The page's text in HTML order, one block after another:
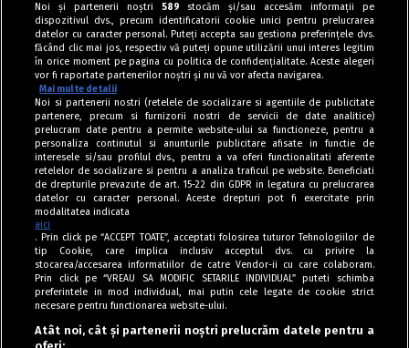
Tag index
Program Antena 1
Noi și partenerii noștri 589 stocăm și/sau accesăm informații pe
dispozitivul dvs., precum identificatorii cookie unici pentru prelucrarea
datelor cu caracter personal. Puteți accepta sau gestiona preferințele dvs.
făcând clic mai jos, respectiv vă puteți opune utilizării unui interes legitim
în orice moment pe pagina cu politica de confidențialitate. Aceste alegeri
vor fi raportate partenerilor noștri și nu vă vor afecta navigarea.
Mai multe detalii
Noi si partenerii nostri (retelele de socializare si agentiile de publicitate
partenere, precum si furnizorii nostri de servicii de date analitice)
prelucram date pentru a permite website-ului sa functioneze, pentru a
personaliza continutul si anunturile publicitare afisate in functie de
interesele si/sau profilul dvs., pentru a va oferi functionalitati aferente
retelelor de socializare si pentru a analiza traficul pe website. Beneficiati
de drepturile prevazute de art. 15-22 din GDPR in legatura cu prelucrarea
datelor cu caracter personal. Aceste drepturi pot fi exercitate prin
modalitatea indicata
aici
. Prin click pe “ACCEPT TOATE”, acceptati folosirea tuturor Tehnologiilor de
tip Cookie, care implica inclusiv acceptul dvs. cu privire la
stocarea/accesarea informatiilor de catre Vendor-ii cu care colaboram.
Prin click pe “VREAU SA MODIFIC SETARILE INDIVIDUAL” puteti schimba
preferintele in mod individual, mai putin cele legate de cookie strict
necesare pentru functionarea website-ului.
Atât noi, cât și partenerii noștri prelucrăm datele pentru a